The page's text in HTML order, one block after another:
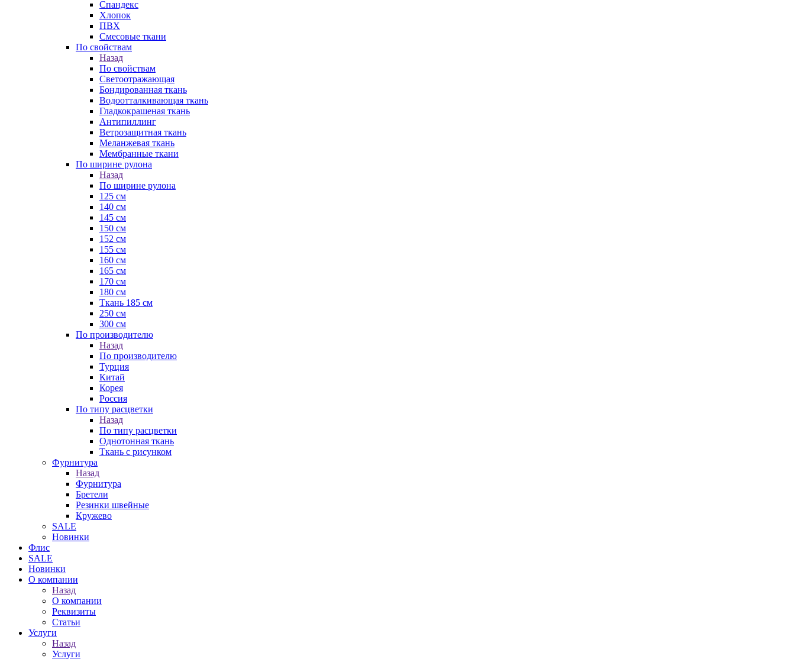
Спандекс
Хлопок
ПВХ
Смесовые ткани
По свойствам
Назад
По свойствам
Светоотражающая
Бондированная ткань
Водоотталкивающая ткань
Гладкокрашеная ткань
Антипиллинг
Ветрозащитная ткань
Меланжевая ткань
Мембранные ткани
По ширине рулона
Назад
По ширине рулона
125 см
140 см
145 см
150 см
152 см
155 см
160 см
165 см
170 см
180 см
Ткань 185 см
250 см
300 см
По производителю
Назад
По производителю
Турция
Китай
Корея
Россия
По типу расцветки
Назад
По типу расцветки
Однотонная ткань
Ткань с рисунком
Фурнитура
Назад
Фурнитура
Бретели
Резинки швейные
Кружево
SALE
Новинки
Флис
SALE
Новинки
О компании
Назад
О компании
Реквизиты
Статьи
Услуги
Назад
Услуги